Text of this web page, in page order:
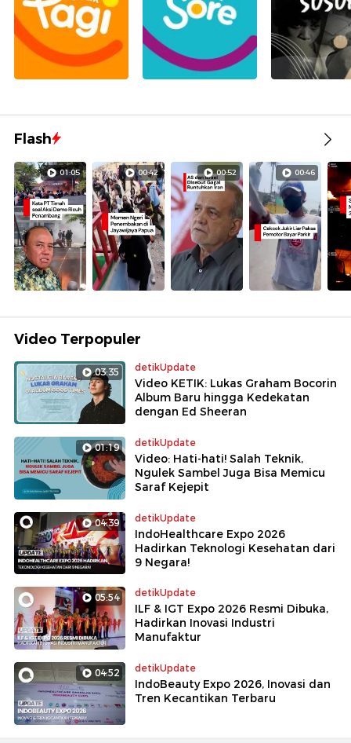
Flash
01:05 00:42 00:52 00:46
Video Terpopuler
03:35 detikUpdate
Video KETIK: Lukas Graham Bocorin
Album Baru hingga Kedekatan
dengan Ed Sheeran
01:19 detikUpdate
Video: Hati-hati! Salah Teknik,
Ngulek Sambel Juga Bisa Memicu
Saraf Kejepit
04:39 detikUpdate
IndoHealthcare Expo 2026
Hadirkan Teknologi Kesehatan dari
9 Negara!
05:54 detikUpdate
ILF & IGT Expo 2026 Resmi Dibuka,
Hadirkan Inovasi Industri
Manufaktur
04:52 detikUpdate
IndoBeauty Expo 2026, Inovasi dan
Tren Kecantikan Terbaru